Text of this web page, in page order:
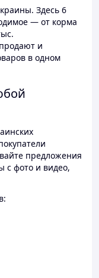
Здесь 6
— от корма
и
в одном
предложения
с фото и видео,